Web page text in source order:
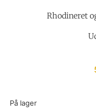
Rhodineret
På lager